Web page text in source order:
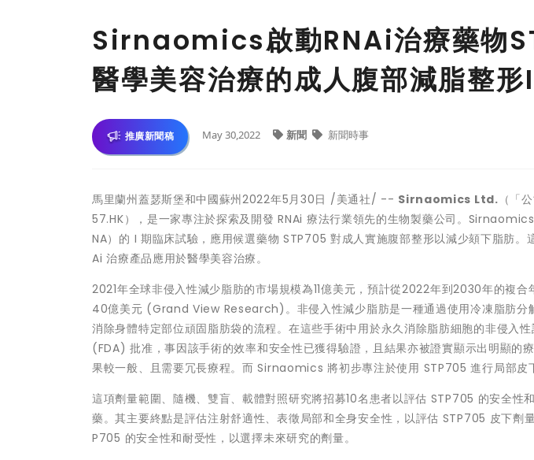
Sirnaomics啟動RNAi治療藥物
醫學美容治療的成人腹部減脂整
推廣新聞稿 May 30,2022 新聞 新聞時事
馬里蘭州蓋瑟斯堡和中國蘇州2022年5月30日 /美通社/ -- Sirnaomics Ltd. （「
57.HK），是一家專注於探索及開發 RNAi 療法行業領先的生物製藥公司。
NA）的 I 期臨床試驗，應用候選藥物 STP705 對成人實施腹部整形以減少頦下脂肪
Ai 治療產品應用於醫學美容治療。
2021年全球非侵入性減少脂肪的市場規模為11億美元，預計從2022年到2030年的複
40億美元 (Grand View Research)。非侵入性減少脂肪是一種通過使用冷凍脂肪分
消除身體特定部位頑固脂肪袋的流程。在這些手術中用於永久消除脂肪細胞的非侵入
(FDA) 批准，事因該手術的效率和安全性已獲得驗證，且結果亦被證實顯示出明顯的
果較一般、且需要冗長療程。而 Sirnaomics 將初步專注於使用 STP705 進行局部皮
這項劑量範圍、隨機、雙盲、載體對照研究將招募10名患者以評估 STP705 的安全性
藥。其主要終點是評估注射舒適性、表徵局部和全身安全性，以評估 STP705 皮下劑
P705 的安全性和耐受性，以選擇未來研究的劑量。